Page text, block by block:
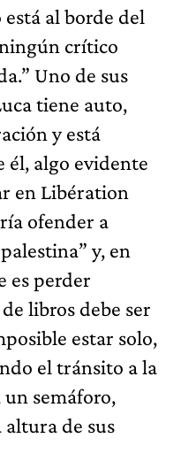
al borde del
crítico
Uno de sus
tiene auto,
y está
él, algo evidente
en Libération
ofender a
y, en
es perder
libros debe ser
estar solo,
el tránsito a la
un semáforo,
de sus